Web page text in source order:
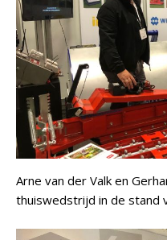
Arne van der Valk en
thuiswedstrijd in de stand